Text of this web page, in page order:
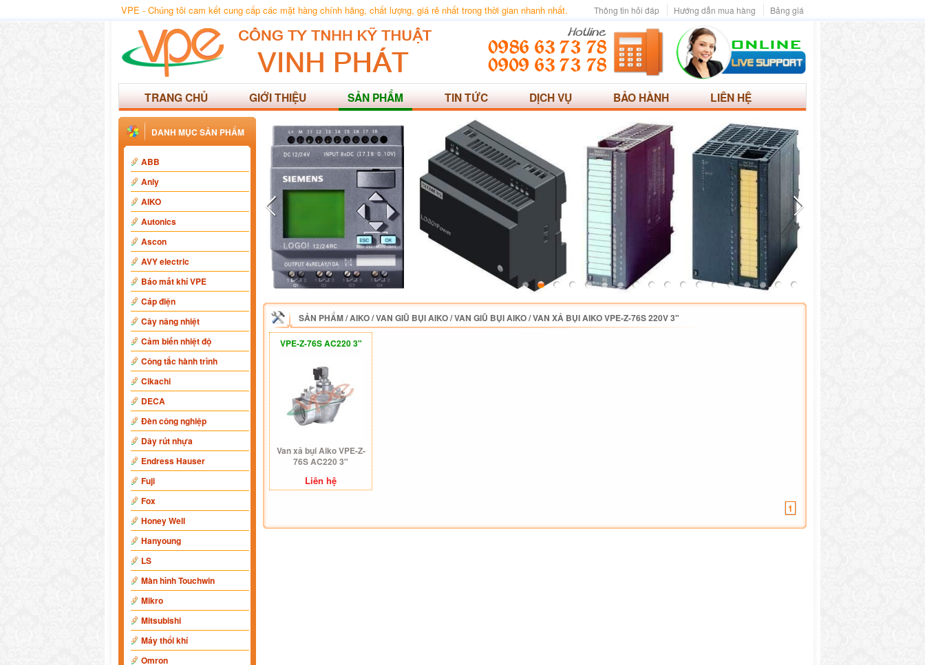
VPE - Chúng tôi cam kết cung cấp các mặt hàng chính hãng, chất lượng, giá rẻ nhất trong thời gian nhanh nhất. Bảng giá
Hướng dẫn mua hàng
Thông tin hỏi đáp
TRANG CHỦ GIỚI THIỆU SẢN PHẨM TIN TỨC DỊCH VỤ BẢO HÀNH LIÊN HỆ
DANH MỤC SẢN PHẨM
ABB
Anly
AIKO
Autonics
Ascon
AVY electric
Báo mất khí VPE
Cáp điện
Cây nâng nhiệt
Cảm biến nhiệt độ
Công tắc hành trình
Cikachi
DECA
Đèn công nghiệp
Dây rút nhựa
Endress Hauser
Fuji
Fox
Honey Well
Hanyoung
LS
Màn hình Touchwin
Mikro
Mitsubishi
Máy thổi khí
Omron
SẢN PHẨM/AIKO/VAN GIŨ BỤI AIKO/VAN GIŨ BỤI AIKO/VAN XẢ BỤI AIKO VPE-Z-76S 220V 3"
VPE-Z-76S AC220 3"
Van xả bụi Aiko VPE-Z-
76S AC220 3"
Liên hệ
1